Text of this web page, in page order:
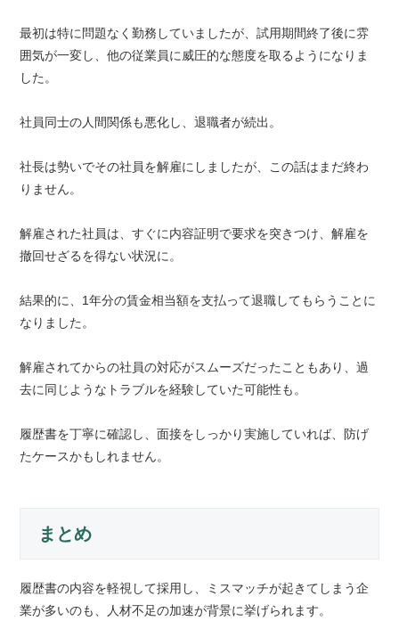
最初は特に問題なく勤務していましたが、試用期間終了後に雰
囲気が一変し、他の従業員に威圧的な態度を取るようになりま
した。
社員同士の人間関係も悪化し、退職者が続出。
社長は勢いでその社員を解雇にしましたが、この話はまだ終わ
りません。
解雇された社員は、すぐに内容証明で要求を突きつけ、解雇を
撤回せざるを得ない状況に。
結果的に、1年分の賃金相当額を支払って退職してもらうことに
なりました。
解雇されてからの社員の対応がスムーズだったこともあり、過
去に同じようなトラブルを経験していた可能性も。
履歴書を丁寧に確認し、面接をしっかり実施していれば、防げ
たケースかもしれません。
まとめ
履歴書の内容を軽視して採用し、ミスマッチが起きてしまう企
業が多いのも、人材不足の加速が背景に挙げられます。